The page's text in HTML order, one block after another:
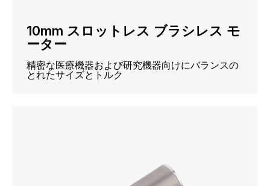
10mm スロットレス ブラシレス モ
ーター
精密な医療機器および研究機器向けにバランスの
とれたサイズとトルク